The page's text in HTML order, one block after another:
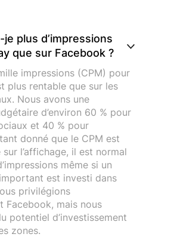
je plus d’impressions
que sur Facebook ?
impressions (CPM) pour
plus rentable que sur les
Nous avons une
d’environ 60 % pour
et 40 % pour
donné que le CPM est
l’affichage, il est normal
même si un
est investi dans
privilégions
Facebook, mais nous
potentiel d’investissement
zones.